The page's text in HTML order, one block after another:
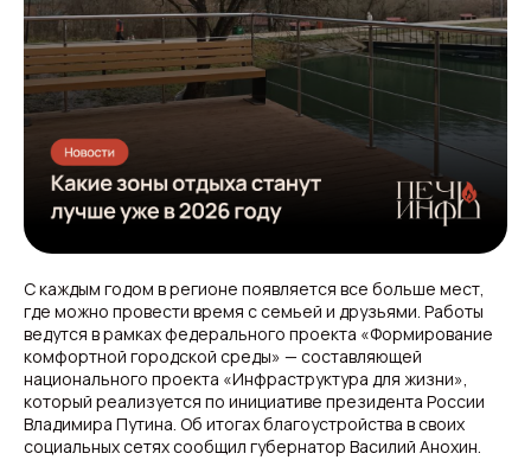
С каждым годом в регионе появляется все больше мест,
где можно провести время с семьей и друзьями. Работы
ведутся в рамках федерального проекта «Формирование
комфортной городской среды» — составляющей
национального проекта «Инфраструктура для жизни»,
который реализуется по инициативе президента России
Владимира Путина. Об итогах благоустройства в своих
социальных сетях сообщил губернатор Василий Анохин.